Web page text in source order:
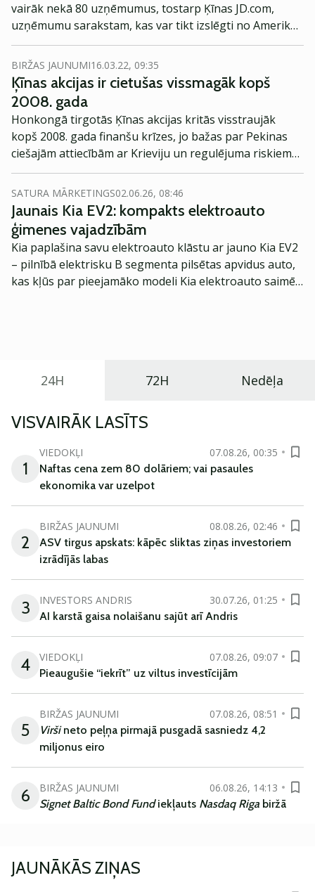
vairāk nekā 80 uzņēmumus, tostarp Ķīnas JD.com,
uzņēmumu sarakstam, kas var tikt izslēgti no Amerikas
biržām ilgstošo nesaskaņu starp Amerikas
Savienotajām Valstīm (ASV) un Ķīnu dēļ, norāda
aģentūra Reuters.
BIRŽAS JAUNUMI16.03.22, 09:35
Ķīnas akcijas ir cietušas vissmagāk kopš
2008. gada
Honkongā tirgotās Ķīnas akcijas kritās visstraujāk
kopš 2008. gada finanšu krīzes, jo bažas par Pekinas
ciešajām attiecībām ar Krieviju un regulējuma riskiem
izraisīja paniku investoru vidū, ziņo Bloomberg.
SATURA MĀRKETINGS02.06.26, 08:46
Jaunais Kia EV2: kompakts elektroauto
ģimenes vajadzībām
Kia paplašina savu elektroauto klāstu ar jauno Kia EV2
– pilnībā elektrisku B segmenta pilsētas apvidus auto,
kas kļūs par pieejamāko modeli Kia elektroauto saimē
24H 72H Nedēļa
VISVAIRĀK LASĪTS
1
VIEDOKĻI
07.08.26, 00:35
Naftas cena zem 80 dolāriem; vai pasaules
ekonomika var uzelpot
2
BIRŽAS JAUNUMI
08.08.26, 02:46
ASV tirgus apskats: kāpēc sliktas ziņas investoriem
izrādījās labas
3 INVESTORS ANDRIS
30.07.26, 01:25
AI karstā gaisa nolaišanu sajūt arī Andris
4 VIEDOKĻI
07.08.26, 09:07
Pieaugušie “iekrīt” uz viltus investīcijām
5
BIRŽAS JAUNUMI
07.08.26, 08:51
Viršineto peļņa pirmajā pusgadā sasniedz 4,2
miljonus eiro
6 BIRŽAS JAUNUMI
06.08.26, 14:13
Signet Baltic Bond Fundiekļauts Nasdaq Riga biržā
JAUNĀKĀS ZIŅAS